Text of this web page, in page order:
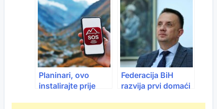
benzince u EU
objavio koliko je
auto u Njemačkoj
skuplji nego ranije
Planinari, ovo
instalirajte prije
Federacija BiH
razvija prvi domaći